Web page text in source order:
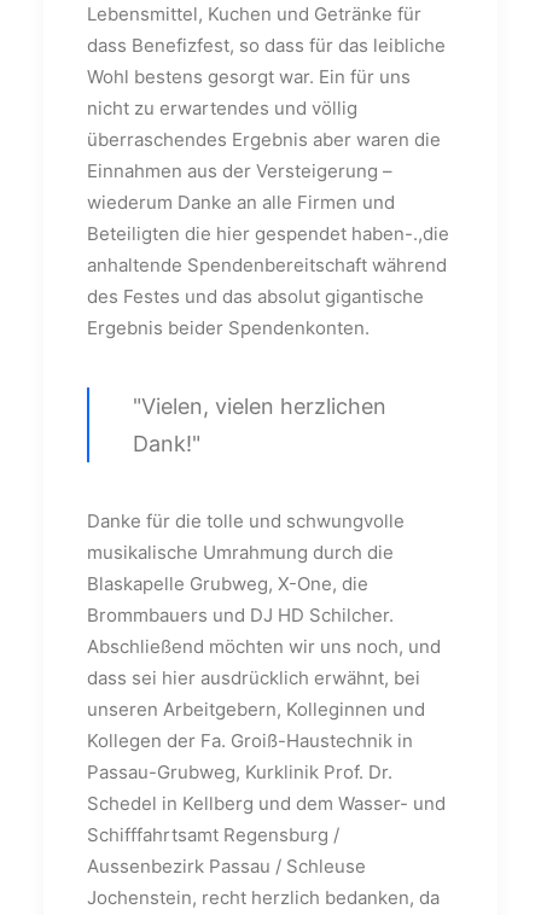
Lebensmittel, Kuchen und Getränke für
dass Benefizfest, so dass für das leibliche
Wohl bestens gesorgt war. Ein für uns
nicht zu erwartendes und völlig
überraschendes Ergebnis aber waren die
Einnahmen aus der Versteigerung –
wiederum Danke an alle Firmen und
Beteiligten die hier gespendet haben-.,die
anhaltende Spendenbereitschaft während
des Festes und das absolut gigantische
Ergebnis beider Spendenkonten.
"Vielen, vielen herzlichen
Dank!"
Danke für die tolle und schwungvolle
musikalische Umrahmung durch die
Blaskapelle Grubweg, X-One, die
Brommbauers und DJ HD Schilcher.
Abschließend möchten wir uns noch, und
dass sei hier ausdrücklich erwähnt, bei
unseren Arbeitgebern, Kolleginnen und
Kollegen der Fa. Groiß-Haustechnik in
Passau-Grubweg, Kurklinik Prof. Dr.
Schedel in Kellberg und dem Wasser- und
Schifffahrtsamt Regensburg /
Aussenbezirk Passau / Schleuse
Jochenstein, recht herzlich bedanken, da